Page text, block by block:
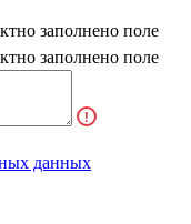
заполнено поле
заполнено поле
данных